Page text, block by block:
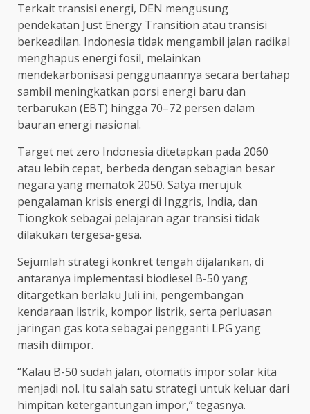
Terkait transisi energi, DEN mengusung
pendekatan Just Energy Transition atau transisi
berkeadilan. Indonesia tidak mengambil jalan radikal
menghapus energi fosil, melainkan
mendekarbonisasi penggunaannya secara bertahap
sambil meningkatkan porsi energi baru dan
terbarukan (EBT) hingga 70–72 persen dalam
bauran energi nasional.
Target net zero Indonesia ditetapkan pada 2060
atau lebih cepat, berbeda dengan sebagian besar
negara yang mematok 2050. Satya merujuk
pengalaman krisis energi di Inggris, India, dan
Tiongkok sebagai pelajaran agar transisi tidak
dilakukan tergesa-gesa.
Sejumlah strategi konkret tengah dijalankan, di
antaranya implementasi biodiesel B-50 yang
ditargetkan berlaku Juli ini, pengembangan
kendaraan listrik, kompor listrik, serta perluasan
jaringan gas kota sebagai pengganti LPG yang
masih diimpor.
“Kalau B-50 sudah jalan, otomatis impor solar kita
menjadi nol. Itu salah satu strategi untuk keluar dari
himpitan ketergantungan impor,” tegasnya.